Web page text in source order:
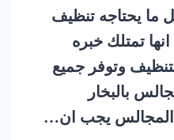
ما يحتاجه تنظيف
تمتلك خبره
وتوفر جميع
بالبخار
المجالس يجب ان…